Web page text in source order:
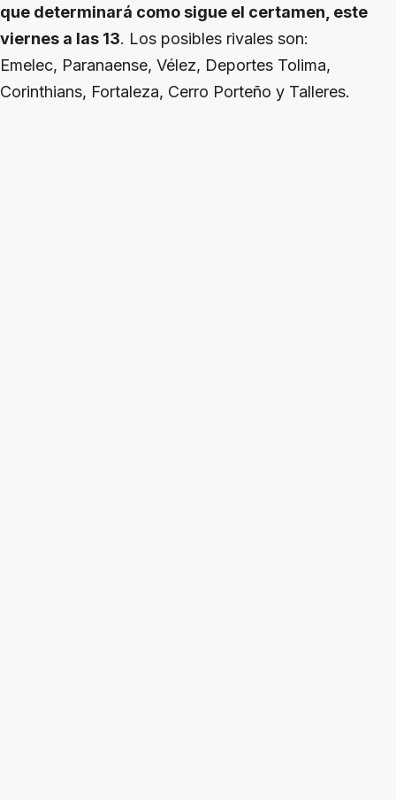
que determinará como sigue el certamen, este
viernes a las 13. Los posibles rivales son:
Emelec, Paranaense, Vélez, Deportes Tolima,
Corinthians, Fortaleza, Cerro Porteño y Talleres.